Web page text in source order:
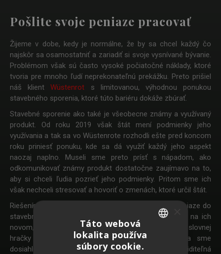
Pošlite svoje peniaze pracovať
Žijeme v dobe, kedy je normálne, že by sa chcel každý čo
najskôr sa osamostatniť a zariadiť si svoje vysnívané bývanie.
Problémom však sú často vysoké počiatočné náklady, ktoré
tvoria pre mnoho ľudí neprekonateľnú prekážku. Preto prišiel
náš klientWüstenrot s limitovanou, výhodnou ponukou
stavebného sporenia, ktoré túto bariéru dokáže zbúrať.
Stavebné sporenie ako také je všeobecne známy a využívaný
produkt. Od roku 2019 však štát mení podmienky jeho
využívania a tak sa vo Wüstenrote rozhodli ešte pred koncom
roku priniesť ponuku, kde sa dá využiť každý jeho aspekt
naozaj naplno. Museli sme preto prísť s nápadom, ako
odkomunikovať známy produkt dostatočne zaujímavo na to,
aby si chceli ľudia pozrieť jeho podmienky. Pritom sme ich
však nechceli stresovať a hovoriť o zmenách, ktoré určil štát.
Riešením bolo ukázať ľuďom, že keď vložia svoje peniaze do
stavebného sporenia, tie začnú v okamihu pracovať na ich
novom, vysnívanom bývaní. Kombináciou jednoduchej slovnej
hračky a pútavého, čistého vizuálneho zobrazenia sme
dosiahli želaný efekt a komunikácia bola dostatočne viditeľná
Táto webová
lokalita používa
súbory cookie.